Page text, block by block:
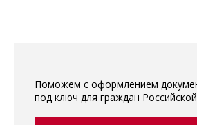
Поможем с оформлением
под ключ для граждан